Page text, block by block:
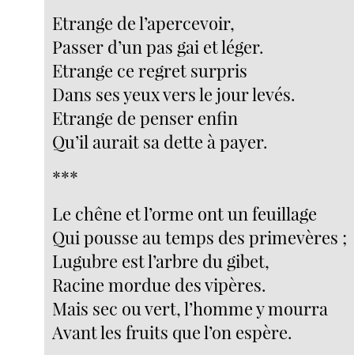
Etrange de l’apercevoir,
Passer d’un pas gai et léger.
Etrange ce regret surpris
Dans ses yeux vers le jour levés.
Etrange de penser enfin
Qu’il aurait sa dette à payer.
***
Le chêne et l’orme ont un feuillage
Qui pousse au temps des primevères ;
Lugubre est l’arbre du gibet,
Racine mordue des vipères.
Mais sec ou vert, l’homme y mourra
Avant les fruits que l’on espère.